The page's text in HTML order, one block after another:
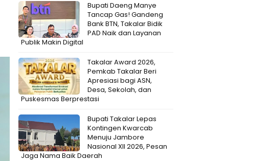
Bupati Daeng Manye
Tancap Gas! Gandeng
Bank BTN, Takalar Bidik
PAD Naik dan Layanan
Publik Makin Digital
Takalar Award 2026,
Pemkab Takalar Beri
Apresiasi bagi ASN,
Desa, Sekolah, dan
Puskesmas Berprestasi
Bupati Takalar Lepas
Kontingen Kwarcab
Menuju Jambore
Nasional XII 2026, Pesan
Jaga Nama Baik Daerah